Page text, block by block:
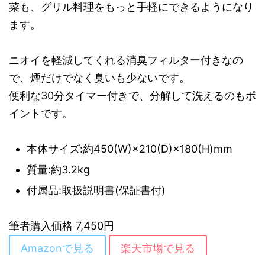
菜も、グリル料理をもっと手軽にできるようになり
ます。
ニオイを軽減してくれる消臭フィルター付きなの
で、煙だけでなく臭いも少ないです。
便利な30分タイマー付きで、分解して洗えるのもポ
イントです。
本体サイズ:約450(W)×210(D)×180(H)mm
質量:約3.2kg
付属品:取扱説明書(保証書付)
筆者購入価格 7,450円
Amazonで見る
楽天市場で見る